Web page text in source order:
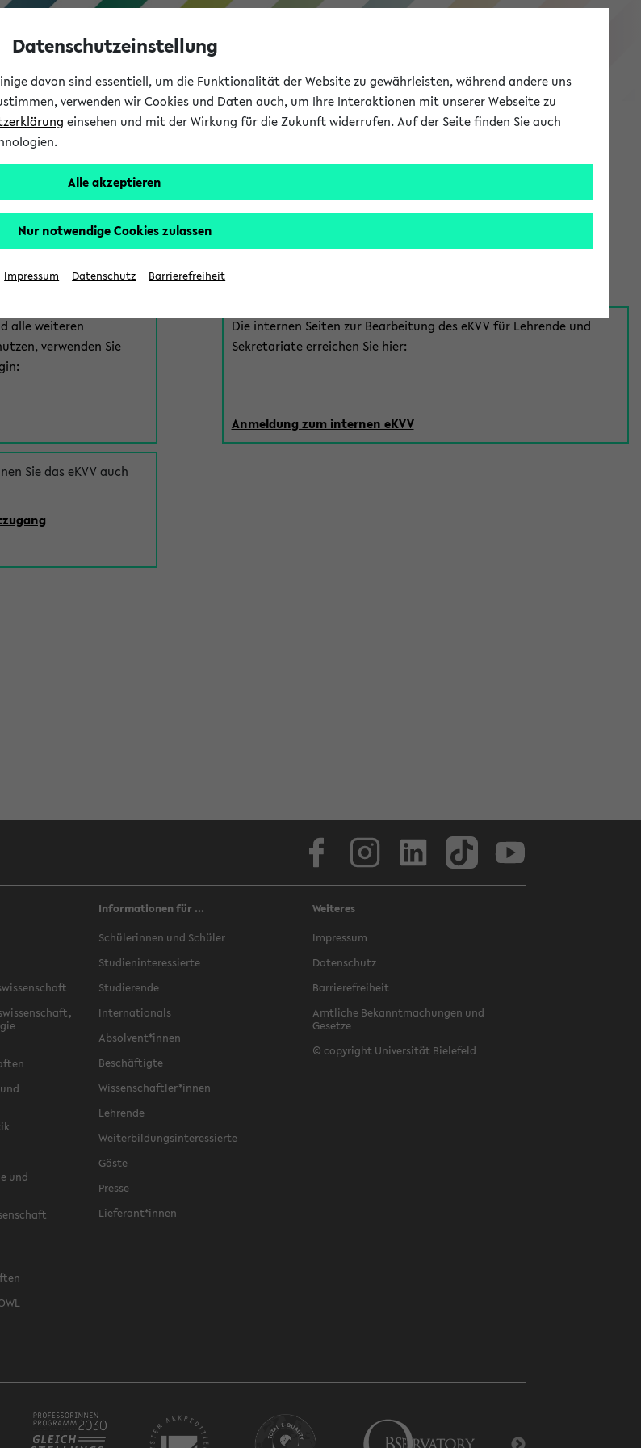
eKVV
am eKVV. Bitte wählen Sie die für Sie richtige aus:
alle weiteren
verwenden Sie
Sie das eKVV auch
eKVV für Mitarbeiter*innen
Die internen Seiten zur Bearbeitung des eKVV für Lehrende und
Sekretariate erreichen Sie hier:
Anmeldung zum internen eKVV
und
Informationen für ...
Schülerinnen und Schüler
Studieninteressierte
Studierende
Internationals
Absolvent*innen
Beschäftigte
Wissenschaftler*innen
Lehrende
Weiterbildungsinteressierte
Gäste
Presse
Lieferant*innen
Weiteres
Impressum
Datenschutz
Barrierefreiheit
Amtliche Bekanntmachungen und
Gesetze
© copyright Universität Bielefeld
Datenschutzeinstellung
davon sind essentiell, um die Funktionalität der Website zu gewährleisten, während andere uns
verwenden wir Cookies und Daten auch, um Ihre Interaktionen mit unserer Webseite zu
einsehen und mit der Wirkung für die Zukunft widerrufen. Auf der Seite finden Sie auch
Alle akzeptieren
Nur notwendige Cookies zulassen
Impressum Datenschutz Barrierefreiheit